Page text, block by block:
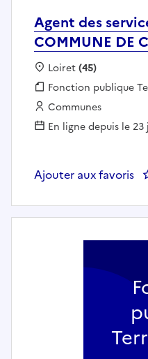
Agent des
COMMUNE DE
Localisation :
Loiret(45)
Fonction publique :
Fonction publique
Employeur :
Communes
En ligne depuis le
Ajouter aux favoris